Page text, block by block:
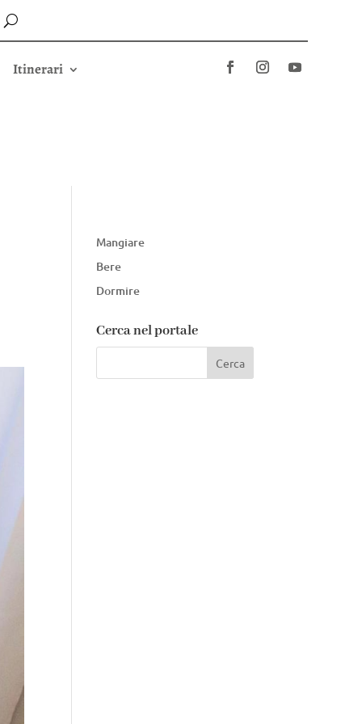
Itinerari
Mangiare
Bere
Dormire
Cerca nel portale